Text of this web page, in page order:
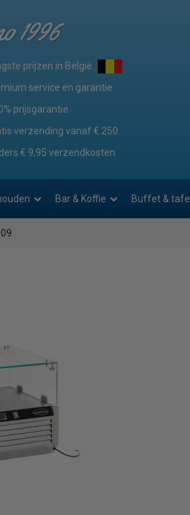
1996
prijzen in België
service en garantie
prijsgarantie
verzending vanaf € 250
€ 9,95 verzendkosten
Bar & Koffie Buffet & tafel